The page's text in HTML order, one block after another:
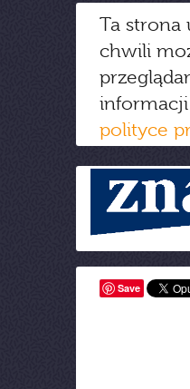
Ta strona
chwili
polityce
Save